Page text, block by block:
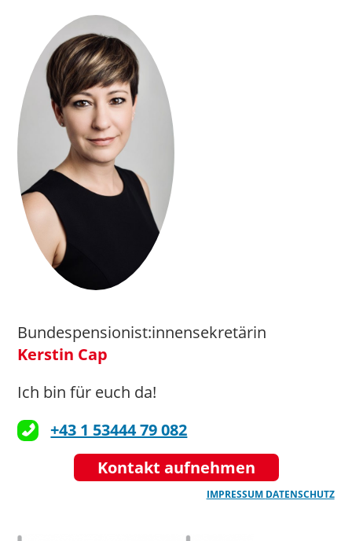
Bundespensionist:innensekretärin
Kerstin Cap
Ich bin für euch da!
+43 1 53444 79 082
Kontakt aufnehmen
IMPRESSUM DATENSCHUTZ